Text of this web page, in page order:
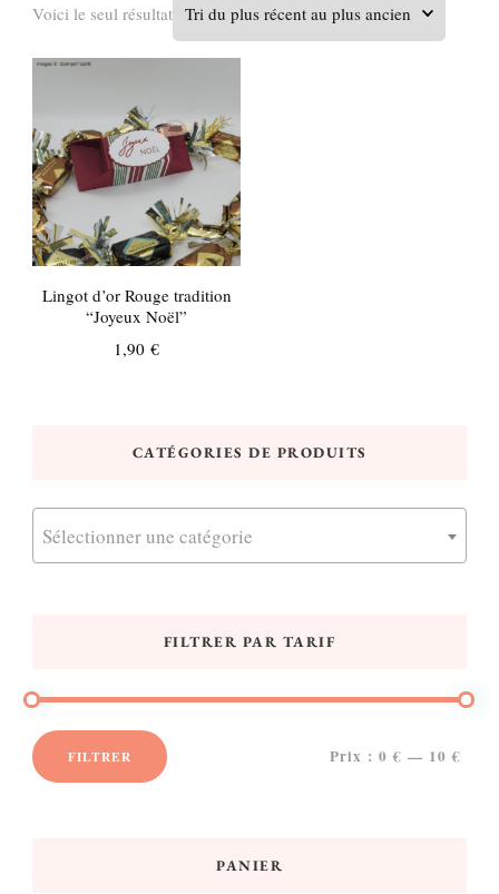
Voici le seul résultat
Lingot d’or Rouge tradition
“Joyeux Noël”
1,90€
CATÉGORIES DE PRODUITS
Sélectionner une catégorie
FILTRER PAR TARIF
FILTRER Prix : 0 € — 10 €
PANIER